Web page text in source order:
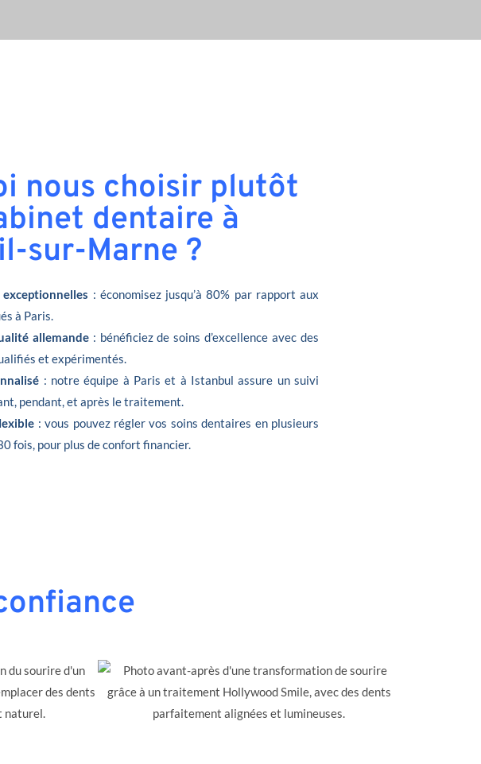
nous choisir plutôt
dentaire à
sur-Marne ?
exceptionnelles : économisez jusqu’à 80% par rapport aux
à Paris.
allemande: bénéficiez de soins d’excellence avec des
et expérimentés.
: notre équipe à Paris et à Istanbul assure un suivi
pendant, et après le traitement.
: vous pouvez régler vos soins dentaires en plusieurs
fois, pour plus de confort financier.